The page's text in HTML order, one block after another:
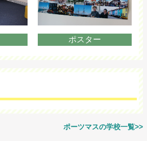
ポスター
ポーツマスの学校一覧>>